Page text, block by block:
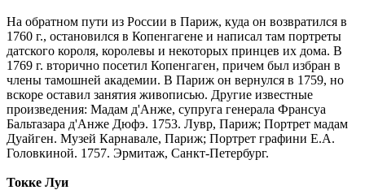
На обратном пути из России в Париж, куда он возвратился в
1760 г., остановился в Копенгагене и написал там портреты
датского короля, королевы и некоторых принцев их дома. В
1769 г. вторично посетил Копенгаген, причем был избран в
члены тамошней академии. В Париж он вернулся в 1759, но
вскоре оставил занятия живописью. Другие известные
произведения: Мадам д'Анже, супруга генерала Франсуа
Бальтазара д'Анже Дюфэ. 1753. Лувр, Париж; Портрет мадам
Дуайген. Музей Карнавале, Париж; Портрет графини Е.А.
Головкиной. 1757. Эрмитаж, Санкт-Петербург.
Токке Луи